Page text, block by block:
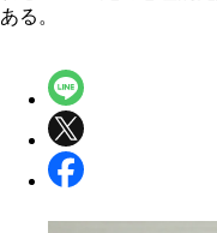
ある。